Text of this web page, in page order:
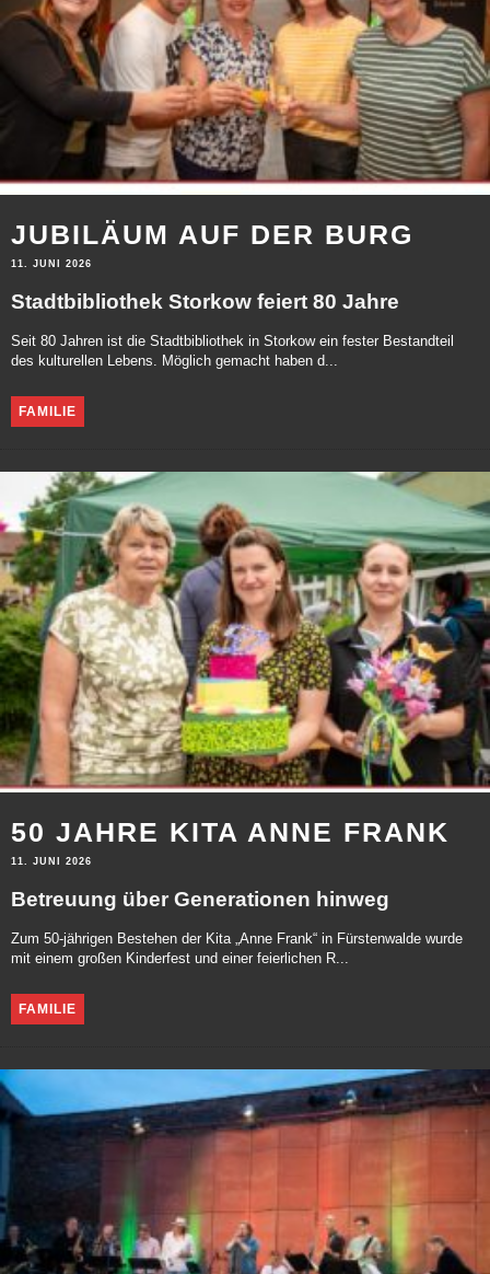
JUBILÄUM AUF DER BURG
11. JUNI 2026
Stadtbibliothek Storkow feiert 80 Jahre
Seit 80 Jahren ist die Stadtbibliothek in Storkow ein fester Bestandteil
des kulturellen Lebens. Möglich gemacht haben d...
FAMILIE
50 JAHRE KITA ANNE FRANK
11. JUNI 2026
Betreuung über Generationen hinweg
Zum 50-jährigen Bestehen der Kita „Anne Frank“ in Fürstenwalde wurde
mit einem großen Kinderfest und einer feierlichen R...
FAMILIE